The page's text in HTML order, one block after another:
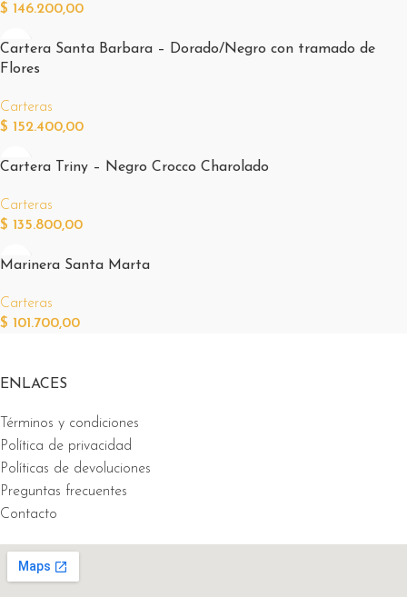
$ 146.200,00
Cartera Santa Barbara – Dorado/Negro con tramado de
Flores
Carteras
$ 152.400,00
Cartera Triny – Negro Crocco Charolado
Carteras
$ 135.800,00
Marinera Santa Marta
Carteras
$ 101.700,00
ENLACES
Términos y condiciones
Política de privacidad
Políticas de devoluciones
Preguntas frecuentes
Contacto